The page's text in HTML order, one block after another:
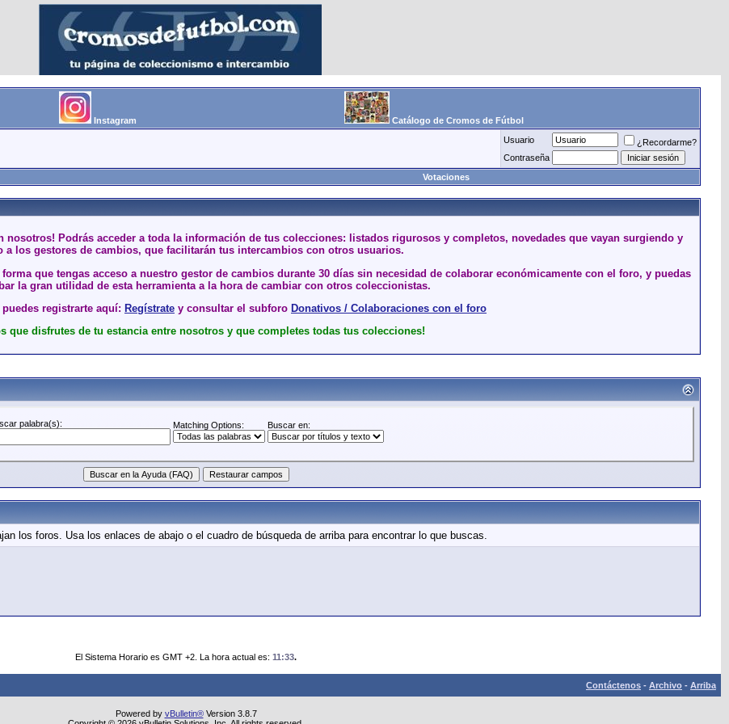
Instagram Catálogo de Cromos de Fútbol
Usuario
¿Recordarme?
Contraseña
Votaciones
nosotros! Podrás acceder a toda la información de tus colecciones: listados rigurosos y completos, novedades que vayan surgiendo y
a los gestores de cambios, que facilitarán tus intercambios con otros usuarios.
forma que tengas acceso a nuestro gestor de cambios durante 30 días sin necesidad de colaborar económicamente con el foro, y puedas
la gran utilidad de esta herramienta a la hora de cambiar con otros coleccionistas.
registrarte aquí: Regístrate y consultar el subforo Donativos / Colaboraciones con el foro
que disfrutes de tu estancia entre nosotros y que completes todas tus colecciones!
palabra(s): Matching Options: Buscar en:
los foros. Usa los enlaces de abajo o el cuadro de búsqueda de arriba para encontrar lo que buscas.
El Sistema Horario es GMT +2. La hora actual es: 11:33.
Contáctenos - Archivo - Arriba
Powered by vBulletin®Version 3.8.7